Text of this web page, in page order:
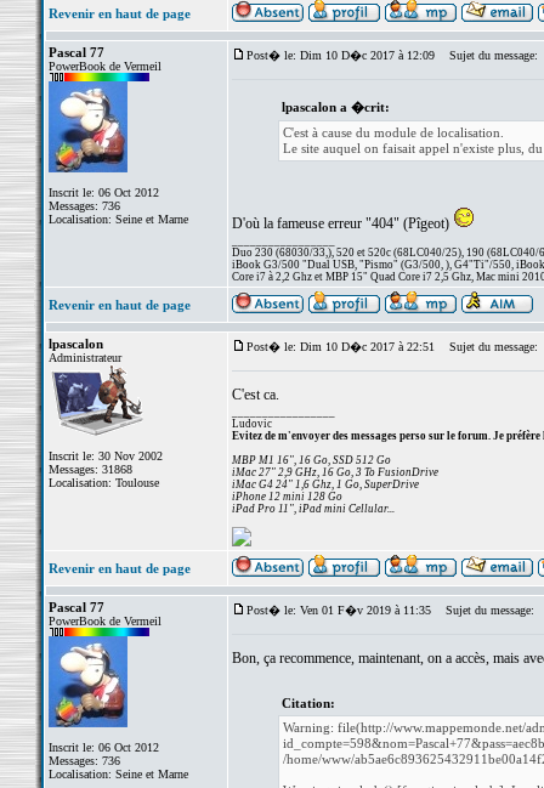
Revenir en haut de page
Pascal 77
PowerBook de Vermeil
Inscrit le: 06 Oct 2012
Messages: 736
Localisation: Seine et Marne
Post� le: Dim 10 D�c 2017 à 12:09 Sujet du message:
lpascalon a �crit:
C'est à cause du module de localisation.
Le site auquel on faisait appel n'existe plus,
D'où la fameuse erreur "404" (Pîgeot)
Duo 230 (68030/33,), 520 et 520c (68LC040/25), 190 (68LC040/
iBook G3/500 "Dual USB, "Pismo" (G3/500, ), G4"Ti"/550,
Core i7 à 2,2 Ghz et MBP 15" Quad Core i7 2,5 Ghz, Mac mini
Revenir en haut de page
lpascalon
Administrateur
Inscrit le: 30 Nov 2002
Messages: 31868
Localisation: Toulouse
Post� le: Dim 10 D�c 2017 à 22:51 Sujet du message:
C'est ca.
Ludovic
Evitez de m'envoyer des messages perso sur le forum. Je préfère
MBP M1 16", 16 Go, SSD 512 Go
iMac 27" 2,9 GHz, 16 Go, 3 To FusionDrive
iMac G4 24" 1,6 Ghz, 1 Go, SuperDrive
iPhone 12 mini 128 Go
iPad Pro 11", iPad mini Cellular...
Revenir en haut de page
Pascal 77
PowerBook de Vermeil
Inscrit le: 06 Oct 2012
Messages: 736
Localisation: Seine et Marne
Post� le: Ven 01 F�v 2019 à 11:35 Sujet du message:
Bon, ça recommence, maintenant, on a accès, mais
Citation:
Warning: file(http://www.mappemonde.net/
/home/www/